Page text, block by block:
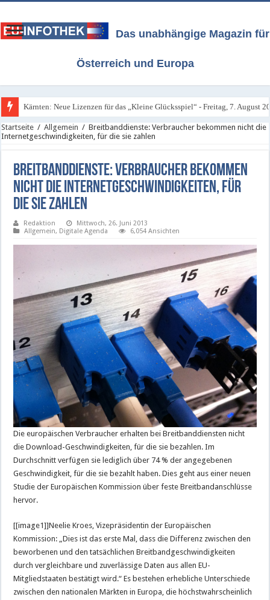
Das unabhängige Magazin für
Österreich und Europa
Kärnten: Neue Lizenzen für das „Kleine Glücksspiel“ - Freitag, 7. August
Startseite / Allgemein / Breitbanddienste: Verbraucher bekommen nicht die
Internetgeschwindigkeiten, für die sie zahlen
Breitbanddienste: Verbraucher bekommen
nicht die Internetgeschwindigkeiten, für
die sie zahlen
Redaktion
Mittwoch, 26. Juni 2013
Allgemein, Digitale Agenda 6,054 Ansichten
Die europäischen Verbraucher erhalten bei Breitbanddiensten nicht
die Download-Geschwindigkeiten, für die sie bezahlen. Im
Durchschnitt verfügen sie lediglich über 74 % der angegebenen
Geschwindigkeit, für die sie bezahlt haben. Dies geht aus einer neuen
Studie der Europäischen Kommission über feste Breitbandanschlüsse
hervor.
[[image1]]Neelie Kroes, Vizepräsidentin der Europäischen
Kommission: „Dies ist das erste Mal, dass die Differenz zwischen den
beworbenen und den tatsächlichen Breitbandgeschwindigkeiten
durch vergleichbare und zuverlässige Daten aus allen EU-
Mitgliedstaaten bestätigt wird.“ Es bestehen erhebliche Unterschiede
zwischen den nationalen Märkten in Europa, die höchstwahrscheinlich